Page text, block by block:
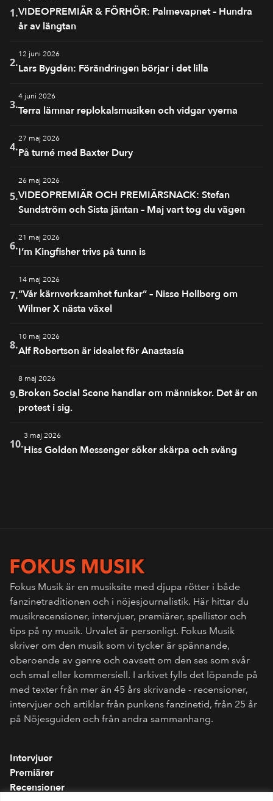
1.VIDEOPREMIÄR & FÖRHÖR: Palmevapnet – Hundra
år av längtan
2.
12 juni 2026
Lars Bygdén: Förändringen börjar i det lilla
3.
4 juni 2026
Terra lämnar replokalsmusiken och vidgar vyerna
4.
27 maj 2026
På turné med Baxter Dury
5.
26 maj 2026
VIDEOPREMIÄR OCH PREMIÄRSNACK: Stefan
Sundström och Sista jäntan – Maj vart tog du vägen
6.
21 maj 2026
I’m Kingfisher trivs på tunn is
7.
14 maj 2026
”Vår kärnverksamhet funkar” – Nisse Hellberg om
Wilmer X nästa växel
8.
10 maj 2026
Alf Robertson är idealet för Anastasía
9.
8 maj 2026
Broken Social Scene handlar om människor. Det är en
protest i sig.
10.
3 maj 2026
Hiss Golden Messenger söker skärpa och sväng
Fokus Musik är en musiksite med djupa rötter i både
fanzinetraditionen och i nöjesjournalistik. Här hittar du
musikrecensioner, intervjuer, premiärer, spellistor och
tips på ny musik. Urvalet är personligt. Fokus Musik
skriver om den musik som vi tycker är spännande,
oberoende av genre och oavsett om den ses som svår
och smal eller kommersiell. I arkivet fylls det löpande på
med texter från mer än 45 års skrivande - recensioner,
intervjuer och artiklar från punkens fanzinetid, från 25 år
på Nöjesguiden och från andra sammanhang.
Intervjuer
Premiärer
Recensioner